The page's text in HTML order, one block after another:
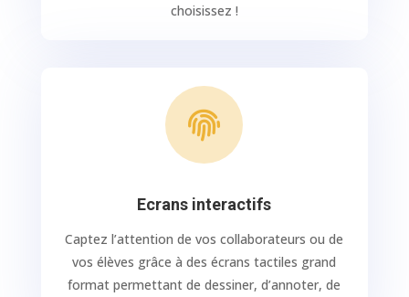
choisissez !

Ecrans interactifs
Captez l’attention de vos collaborateurs ou de
vos élèves grâce à des écrans tactiles grand
format permettant de dessiner, d’annoter, de